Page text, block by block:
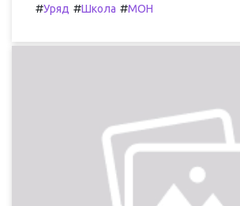
#Уряд #Школа #МОН